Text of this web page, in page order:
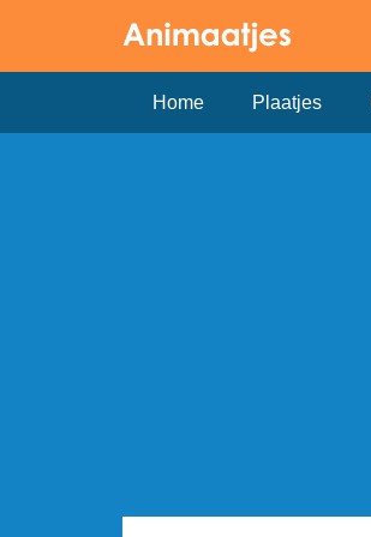
Home Plaatjes